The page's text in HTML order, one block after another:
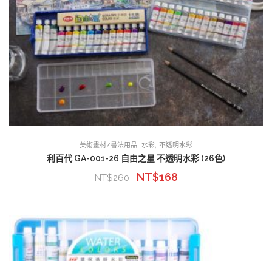
美術畫材/書法用品 水彩 不透明水彩
利百代 GA-001-26 自由之星 不透明水彩 (26色)
NT$260 NT$168